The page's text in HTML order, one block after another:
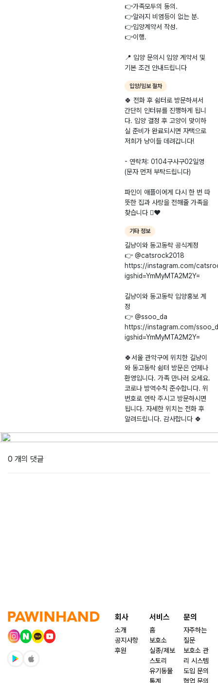
👉가족모두의 동의.
👉알러지 비염등이 없는 분.
👉입양계약서 작성.
👉이행.
📍 입양 문의시 입양 계약서 및
기본 조건 안내드립니다
입양/임보 절차
🍀 전화 후 쉼터로 방문하셔서
간단히 인터뷰를 진행하게 됩니
다. 입양 결정 후 고양이 맞이하
실 준비가 완료되시면 자택으로
저희가 냥이들 데려갑니다!
- 연락처: 0104구사구02일영
(문자 먼저 부탁드립니다)
파인이 애플이에게 다시 한 번 따
뜻한 집과 사랑을 전해줄 가족을
찾습니다 🫪❤️
기타 정보
길냥이와 동고동락 공식계정
👉 @catsrock2018
https://instagram.com/
igshid=YmMyMTA2M2Y=
길냥이와 동고동락 입양홍보 계
정
👉 @ssoo_da
https://instagram.com/
igshid=YmMyMTA2M2Y=
🍀서울 관악구에 위치한 길냥이
와 동고동락 쉼터 방문은 언제나
환영입니다. 가족 만나러 오세요.
코로나 방역수칙 준수합니다. 위
번호로 연락 주시고 방문하시면
됩니다. 자세한 위치는 전화 후
알려드립니다. 감사합니다 🍀
0 개의 댓글
회사
소개
공지사항
후원
서비스
홈
보호소
실종/제보
스토리
유기동물
통계
문의
자주하는
질문
보호소 관
리 시스템
도입 문의
협업 문의